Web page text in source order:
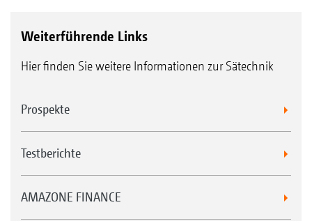
Weiterführende Links
Hier finden Sie weitere Informationen zur Sätechnik
Prospekte
Testberichte
AMAZONE FINANCE